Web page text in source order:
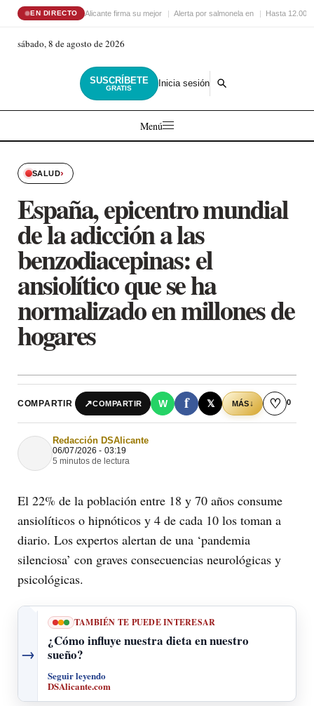
EN DIRECTO Alicante firma su mejor Alerta por salmonela en Hasta 12.000
sábado, 8 de agosto de 2026
SUSCRÍBETE
GRATIS Inicia sesión
Menú
SALUD›
España, epicentro mundial
de la adicción a las
benzodiacepinas: el
ansiolítico que se ha
normalizado en millones de
hogares
COMPARTIR ↗COMPARTIR W f 𝕏 MÁS↓ ♡ 0
Redacción DSAlicante
06/07/2026 - 03:19
5 minutos de lectura
El 22% de la población entre 18 y 70 años consume
ansiolíticos o hipnóticos y 4 de cada 10 los toman a
diario. Los expertos alertan de una ‘pandemia
silenciosa’ con graves consecuencias neurológicas y
psicológicas.
→
TAMBIÉN TE PUEDE INTERESAR
¿Cómo influye nuestra dieta en nuestro
sueño?
Seguir leyendo
DSAlicante.com